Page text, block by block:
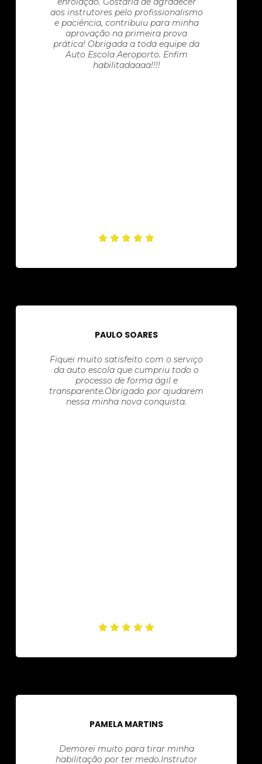
aos instrutores pelo profissionalismo
e paciência, contribuiu para minha
aprovação na primeira prova
prática! Obrigada a toda equipe da
Auto Escola Aeroporto. Enfim
habilitadaaaa!!!!
PAULO SOARES
Fiquei muito satisfeito com o serviço
da auto escola que cumpriu todo o
processo de forma ágil e
transparente.Obrigado por ajudarem
nessa minha nova conquista.
PAMELA MARTINS
Demorei muito para tirar minha
habilitação por ter medo.Instrutor